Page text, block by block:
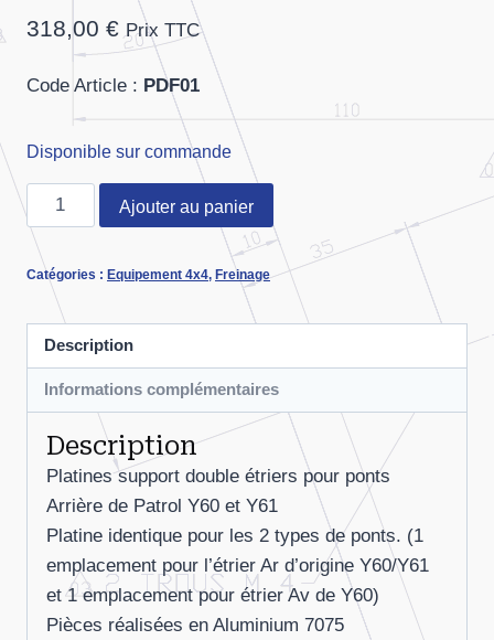
318,00 € Prix TTC
Code Article : PDF01
Disponible sur commande
quantité
de
Platines
étriers
Patrol
Y60/Y61
(le
Ajouter au panier
Catégories : Equipement 4x4, Freinage
Description
Informations complémentaires
Description
Platines support double étriers pour ponts
Arrière de Patrol Y60 et Y61
Platine identique pour les 2 types de ponts. (1
emplacement pour l’étrier Ar d’origine Y60/Y61
et 1 emplacement pour étrier Av de Y60)
Pièces réalisées en Aluminium 7075